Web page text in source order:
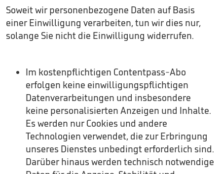
Soweit wir personenbezogene Daten auf Basis
einer Einwilligung verarbeiten, tun wir dies nur,
solange Sie nicht die Einwilligung widerrufen.
Im kostenpflichtigen Contentpass-Abo
erfolgen keine einwilligungspflichtigen
Datenverarbeitungen und insbesondere
keine personalisierten Anzeigen und Inhalte.
Es werden nur Cookies und andere
Technologien verwendet, die zur Erbringung
unseres Dienstes unbedingt erforderlich sind.
Darüber hinaus werden technisch notwendige